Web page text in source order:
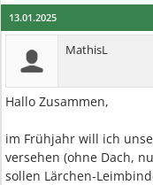
13.01.2025
MathisL
Hallo Zusammen,
im Frühjahr will ich
versehen (ohne Dach,
sollen Lärchen-